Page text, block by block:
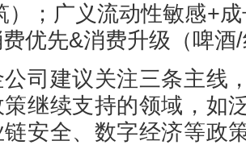
）；广义流动性敏感+
优先&消费升级（啤酒
建议关注三条主线
继续支持的领域，如
安全、数字经济等政